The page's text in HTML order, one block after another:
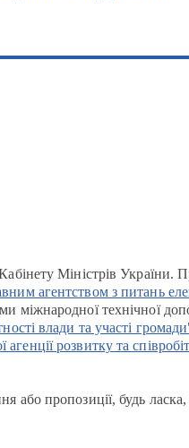
Міністрів України.
агентством з питань
міжнародної технічної
влади та участі
розвитку та
або пропозиції, будь